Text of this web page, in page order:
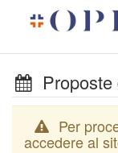
Per
accedere al